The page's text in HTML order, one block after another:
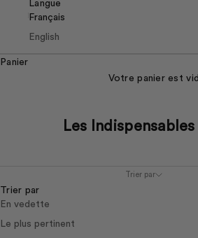
Langue
Français
English
Panier
Votre panier est
Les
Trier par
Trier par
En vedette
Le plus pertinent